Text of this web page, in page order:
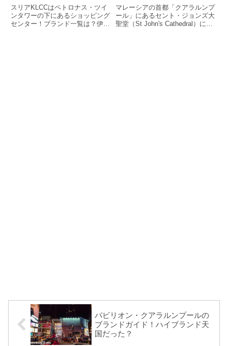
スリアKLCCはペトロナス・ツイ
ンタワーの下にあるショッピング
センター！ブランド一覧は？伊勢
マレーシアの首都「クアラルンプ
ール」にあるセント・ジョンズ大
聖堂（St John's Cathedral）につ
パビリオン・クアラルンプールの
ブランドガイド！ハイブランド天
国だった？